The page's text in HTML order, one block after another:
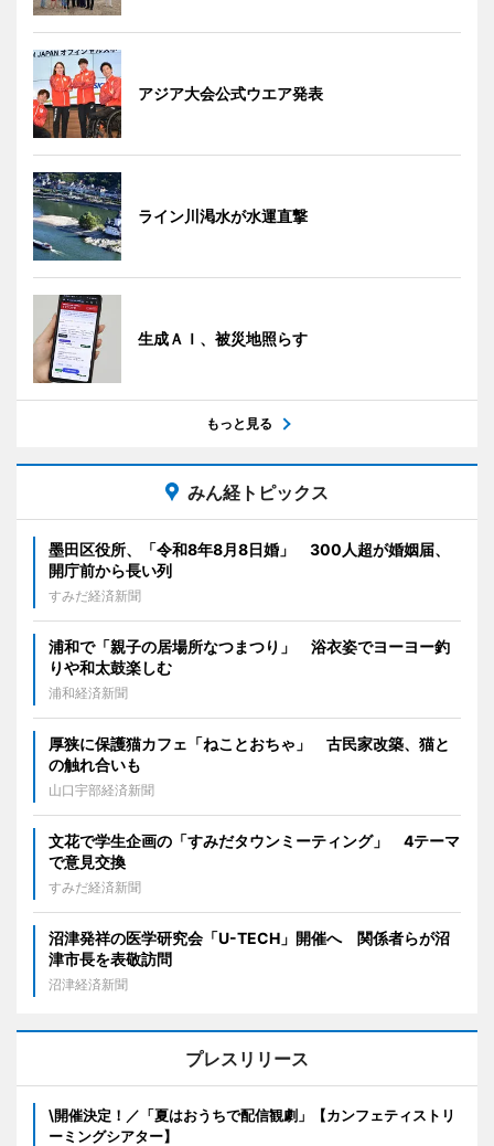
アジア大会公式ウエア発表
ライン川渇水が水運直撃
生成ＡＩ、被災地照らす
もっと見る
みん経トピックス
墨田区役所、「令和8年8月8日婚」 300人超が婚姻届、
開庁前から長い列
すみだ経済新聞
浦和で「親子の居場所なつまつり」 浴衣姿でヨーヨー釣
りや和太鼓楽しむ
浦和経済新聞
厚狭に保護猫カフェ「ねことおちゃ」 古民家改築、猫と
の触れ合いも
山口宇部経済新聞
文花で学生企画の「すみだタウンミーティング」 4テーマ
で意見交換
すみだ経済新聞
沼津発祥の医学研究会「U-TECH」開催へ 関係者らが沼
津市長を表敬訪問
沼津経済新聞
プレスリリース
\開催決定！／「夏はおうちで配信観劇」【カンフェティストリ
ーミングシアター】